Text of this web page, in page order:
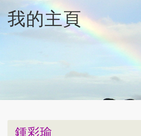
我的主頁
鍾彩瑜